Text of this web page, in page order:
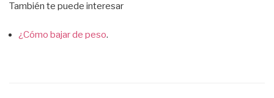
También te puede interesar
¿Cómo bajar de peso.